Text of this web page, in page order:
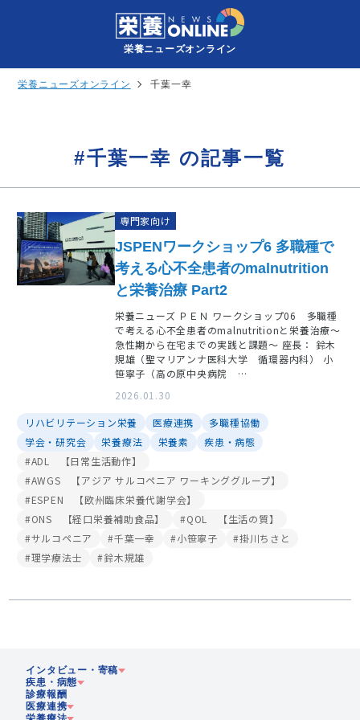
栄養ニューズオンライン
栄養ニューズオンライン 千葉一幸
#千葉一幸 の記事一覧
専門家向け
JSPENワークショップ6 多職種で
考える心不全患者のmalnutrition
と栄養治療 Part2
栄養ニューズ ＰＥＮ ワークショップ06 多職種
で考える心不全患者のmalnutritionと栄養治療～
急性期から在宅までの実践と課題～ 座長： 鈴木
規雄（聖マリアンナ医科大学 循環器内科） 小
笹寧子（高の原中央病院 …
2026.01.30
リハビリテーション栄養
医療連携
多職種協働
学会・研究会
栄養療法 栄養素
疾患・病態
#ADL 【日常生活動作】
#AWGS 【アジア サルコペニア ワーキンググループ】
#ESPEN 【欧州臨床栄養代謝学会】
#ONS 【経口栄養補助食品】
#QOL 【生活の質】
#サルコペニア
#千葉一幸 #小笹寧子
#掛川ちさと
#理学療法士
#鈴木規雄
インタビュー・寄稿
疾患・病態
診療報酬
医療連携